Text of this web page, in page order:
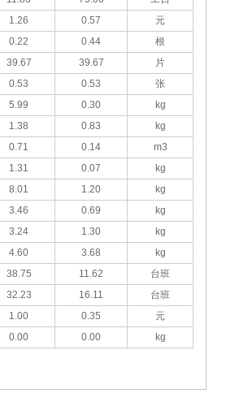
1.26 0.57
元
0.22 0.44
根
39.67 39.67
片
0.53 0.53
张
5.99 0.30
kg
1.38 0.83
kg
0.71 0.14
m3
1.31 0.07
kg
8.01 1.20
kg
3.46 0.69
kg
3.24 1.30
kg
4.60 3.68 kg
38.75 11.62
台班
32.23 16.11
台班
1.00 0.35
元
0.00 0.00 kg